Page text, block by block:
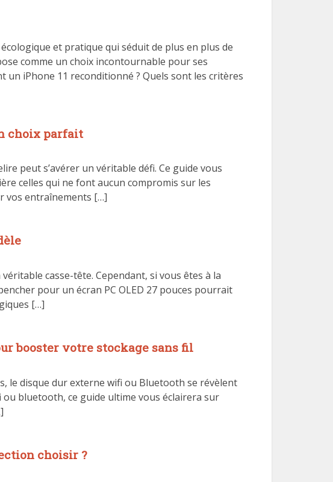
et pratique qui séduit de plus en plus de
comme un choix incontournable pour ses
iPhone 11 reconditionné ? Quels sont les critères
choix parfait
peut s’avérer un véritable défi. Ce guide vous
celles qui ne font aucun compromis sur les
vos entraînements […]
casse-tête. Cependant, si vous êtes à la
pour un écran PC OLED 27 pouces pourrait
[…]
booster votre stockage sans fil
le disque dur externe wifi ou Bluetooth se révèlent
bluetooth, ce guide ultime vous éclairera sur
choisir ?